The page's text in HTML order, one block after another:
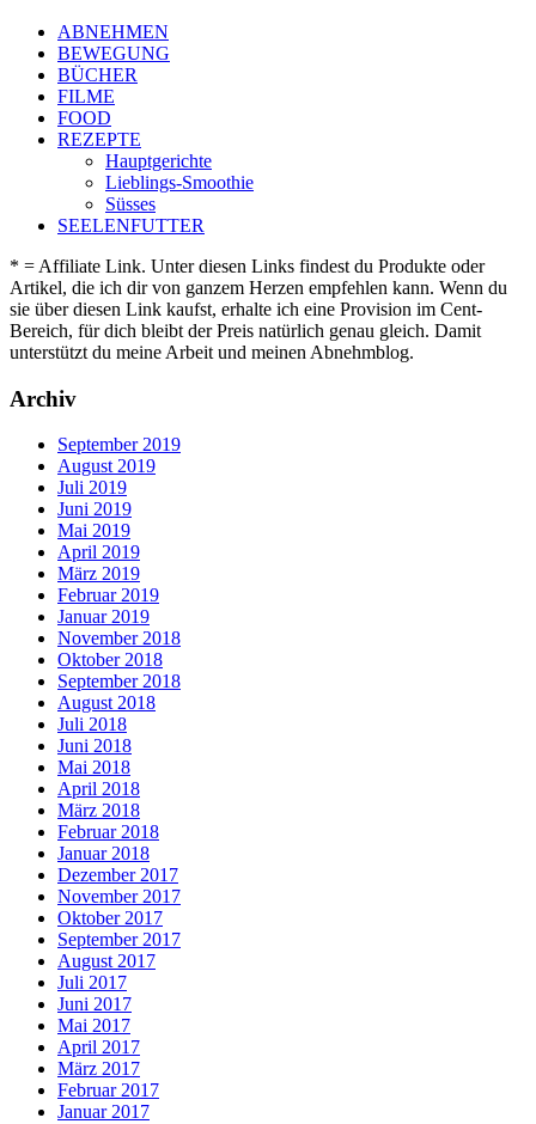
ABNEHMEN
BEWEGUNG
BÜCHER
FILME
FOOD
REZEPTE
Hauptgerichte
Lieblings-Smoothie
Süsses
SEELENFUTTER
* = Affiliate Link. Unter diesen Links findest du Produkte oder
Artikel, die ich dir von ganzem Herzen empfehlen kann. Wenn du
sie über diesen Link kaufst, erhalte ich eine Provision im Cent-
Bereich, für dich bleibt der Preis natürlich genau gleich. Damit
unterstützt du meine Arbeit und meinen Abnehmblog.
Archiv
September 2019
August 2019
Juli 2019
Juni 2019
Mai 2019
April 2019
März 2019
Februar 2019
Januar 2019
November 2018
Oktober 2018
September 2018
August 2018
Juli 2018
Juni 2018
Mai 2018
April 2018
März 2018
Februar 2018
Januar 2018
Dezember 2017
November 2017
Oktober 2017
September 2017
August 2017
Juli 2017
Juni 2017
Mai 2017
April 2017
März 2017
Februar 2017
Januar 2017